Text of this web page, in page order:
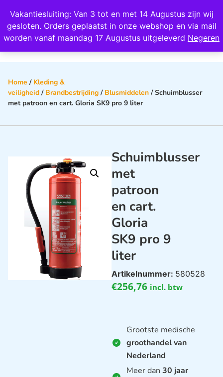
Vakantiesluiting: Van 3 tot en met 14 Augustus zijn wij
gesloten. Orders geplaatst in onze webshop en via mail
worden vanaf maandag 17 Augustus uitgeleverd Negeren
Wij scoren een 4,8 op Google
Home / Kleding &
veiligheid / Brandbestrijding / Blusmiddelen / Schuimblusser
met patroon en cart. Gloria SK9 pro 9 liter
Schuimblusser
met
patroon
en cart.
Gloria
SK9 pro 9
liter
Artikelnummer: 580528
€256,76 incl. btw
Grootste medische
groothandel van
Nederland
Meer dan 30 jaar